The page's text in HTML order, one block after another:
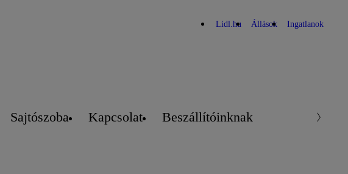
Lidl.hu Állások Ingatlanok
Sajtószoba Kapcsolat Beszállítóinknak